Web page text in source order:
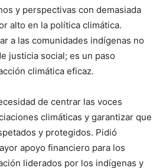
y perspectivas con demasiada
alto en la política climática.
a las comunidades indígenas no
justicia social; es un paso
climática eficaz.
de centrar las voces
climáticas y garantizar que
y protegidos. Pidió
apoyo financiero para los
liderados por los indígenas y